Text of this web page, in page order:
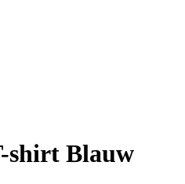
shirt Blauw